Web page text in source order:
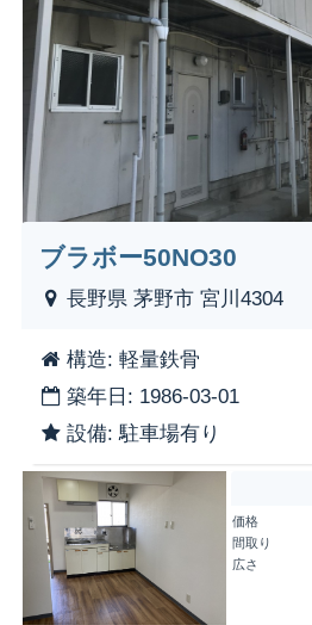
ブラボー50NO30
長野県 茅野市 宮川4304
構造: 軽量鉄骨
築年日: 1986-03-01
設備: 駐車場有り
価格
間取り
広さ